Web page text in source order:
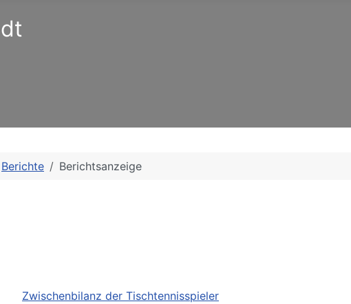
Berichte Berichtsanzeige
Zwischenbilanz der Tischtennisspieler